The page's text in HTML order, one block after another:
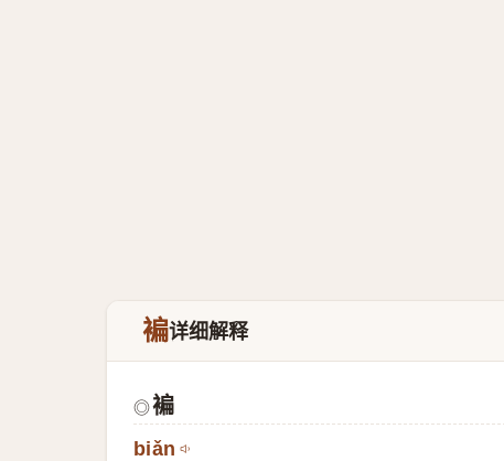
褊详细解释
◎褊
biǎn